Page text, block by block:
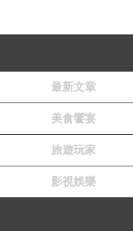
最新文章
美食饗宴
旅遊玩家
影視娛樂